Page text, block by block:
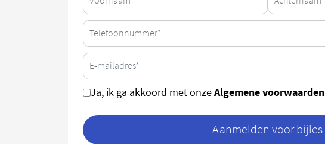
Ja, ik ga akkoord met onzeAlgemene voorwaarden
Aanmelden voor bijles